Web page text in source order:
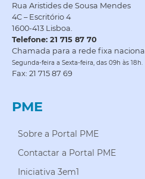
Rua Aristides de Sousa Mendes
4C – Escritório 4
1600-413 Lisboa.
Telefone: 21 715 87 70
Chamada para a rede fixa nacional
Segunda-feira a Sexta-feira, das 09h às 18h.
Fax: 21 715 87 69
PME
Sobre a Portal PME
Contactar a Portal PME
Iniciativa 3em1